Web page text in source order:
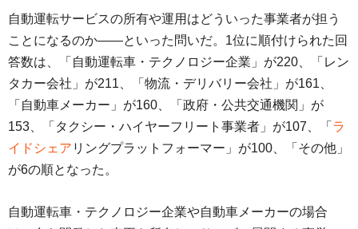
自動運転サービスの所有や運用はどういった事業者が担う
ことになるのか――といった問いだ。1位に順付けられた回
答数は、「自動運転車・テクノロジー企業」が220、「レン
タカー会社」が211、「物流・デリバリー会社」が161、
「自動車メーカー」が160、「政府・公共交通機関」が
153、「タクシー・ハイヤーフリート事業者」が107、「 ラ
イドシェア リングプラットフォーマー」が100、「その他」
が6の順となった。
自動運転車・テクノロジー企業や自動車メーカーの場合